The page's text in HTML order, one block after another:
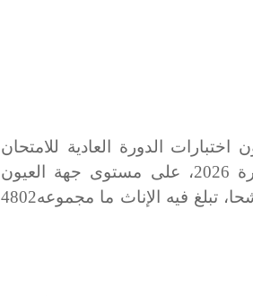
الدورة العادية للامتحان
الوطني الموحد لنيل شهادة البكالوريا برسم دورة 2026، على مستوى جهة العيون
الساقية الحمراء ما مجموعه 9272 مترشحة ومترشحا، تبلغ فيه الإناث ما مجموعه4802